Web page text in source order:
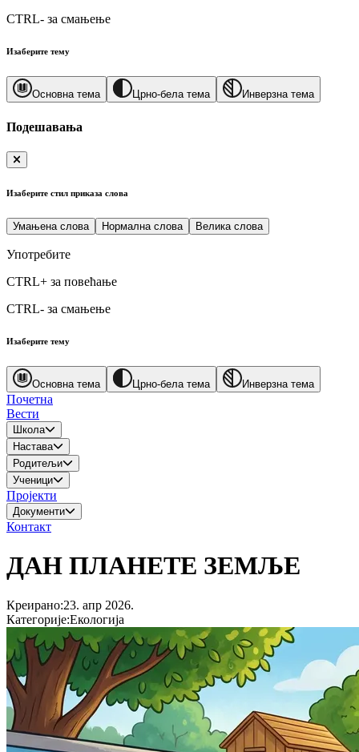
CTRL- за смањење
Изаберите тему
Основна тема Црно-бела тема Инверзна тема
Подешавања
Изаберите стил приказа слова
Умањена слова Нормална слова Велика слова
Употребите
CTRL+ за повећање
CTRL- за смањење
Изаберите тему
Основна тема Црно-бела тема Инверзна тема
Почетна
Вести
Школа
Настава
Родитељи
Ученици
Пројекти
Документи
Контакт
ДАН ПЛАНЕТЕ ЗЕМЉЕ
Креирано:23. апр 2026.
Категорије:Екологија